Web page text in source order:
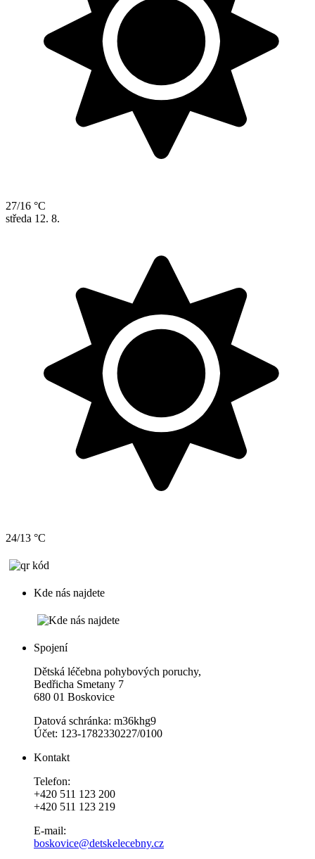
27/16 °C
středa 12. 8.
24/13 °C
Kde nás najdete
Spojení
Dětská léčebna pohybových poruchy,
Bedřicha Smetany 7
680 01 Boskovice
Datová schránka: m36khg9
Účet: 123-1782330227/0100
Kontakt
Telefon:
+420 511 123 200
+420 511 123 219
E-mail:
boskovice@detskelecebny.cz